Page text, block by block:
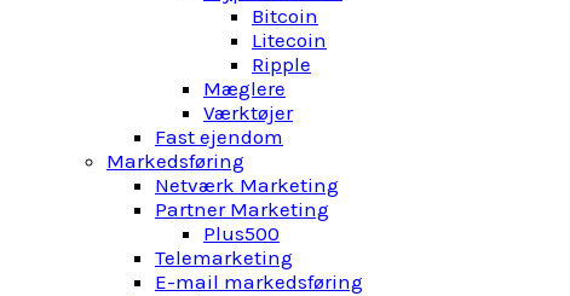
Bitcoin
Litecoin
Ripple
Mæglere
Værktøjer
Fast ejendom
Markedsføring
Netværk Marketing
Partner Marketing
Plus500
Telemarketing
E-mail markedsføring